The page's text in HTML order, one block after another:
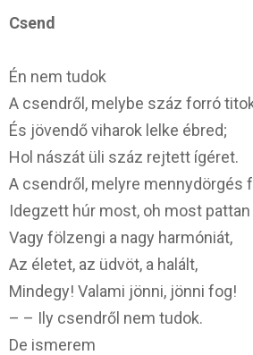
Csend
Én nem tudok
A csendről, melybe száz forró
És jövendő viharok lelke ébred;
Hol nászát üli száz rejtett ígéret.
A csendről, melyre mennydörgés
Idegzett húr most, oh most pattan
Vagy fölzengi a nagy harmóniát,
Az életet, az üdvöt, a halált,
Mindegy! Valami jönni, jönni fog!
– – Ily csendről nem tudok.
De ismerem